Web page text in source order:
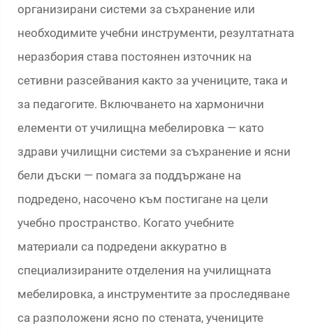
организирани системи за съхранение или
необходимите учебни инструменти, резултатната
неразбория става постоянен източник на
сетивни разсейвания както за учениците, така и
за педагогите. Включването на хармонични
елементи от училищна мебелировка — като
здрави училищни системи за съхранение и ясни
бели дъски — помага за поддържане на
подредено, насочено към постигане на цели
учебно пространство. Когато учебните
материали са подредени аккуратно в
специализираните отделения на училищната
мебелировка, а инструментите за проследяване
са разположени ясно по стената, учениците